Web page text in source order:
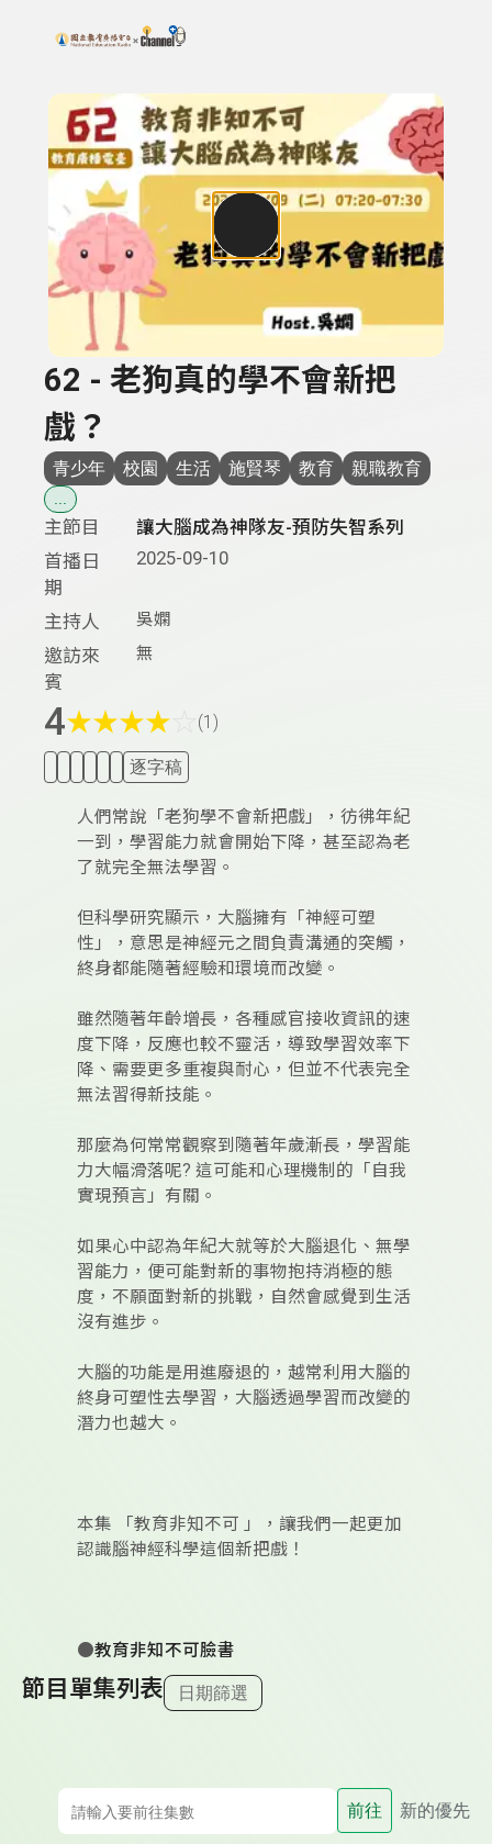
上方功能區塊
搜尋關鍵字：可輸入節目名稱、主持人或關鍵字
62 - 老狗真的學不會新把
戲？
青少年 校園 生活 施賢琴 教育 親職教育
...
主節目
讓大腦成為神隊友-預防失智系列
首播日
期
2025-09-10
主持人 吳嫻
邀訪來
賓
無
4★★★★ (1)
逐字稿
人們常說「老狗學不會新把戲」，彷彿年紀
一到，學習能力就會開始下降，甚至認為老
了就完全無法學習。
但科學研究顯示，大腦擁有「神經可塑
性」，意思是神經元之間負責溝通的突觸，
終身都能隨著經驗和環境而改變。
雖然隨著年齡增長，各種感官接收資訊的速
度下降，反應也較不靈活，導致學習效率下
降、需要更多重複與耐心，但並不代表完全
無法習得新技能。
那麼為何常常觀察到隨著年歲漸長，學習能
力大幅滑落呢? 這可能和心理機制的「自我
實現預言」有關。
如果心中認為年紀大就等於大腦退化、無學
習能力，便可能對新的事物抱持消極的態
度，不願面對新的挑戰，自然會感覺到生活
沒有進步。
大腦的功能是用進廢退的，越常利用大腦的
終身可塑性去學習，大腦透過學習而改變的
潛力也越大。
本集 「教育非知不可 」，讓我們一起更加
認識腦神經科學這個新把戲！
●教育非知不可臉書
節目單集列表 日期篩選
前往 新的優先